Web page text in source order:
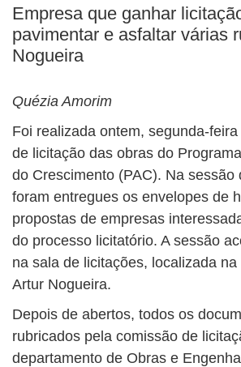
ANUNCIE
Empresa que ganhar
pavimentar e asfaltar várias
Nogueira
Quézia Amorim
Foi realizada ontem, segunda-
de licitação das obras do
do Crescimento (PAC). Na sessão
foram entregues os envelopes de
propostas de empresas
do processo licitatório. A sessão
na sala de licitações, localizada
Artur Nogueira.
Depois de abertos, todos os
rubricados pela comissão de
departamento de Obras e